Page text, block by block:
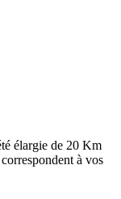
élargie de 20 Km
à vos